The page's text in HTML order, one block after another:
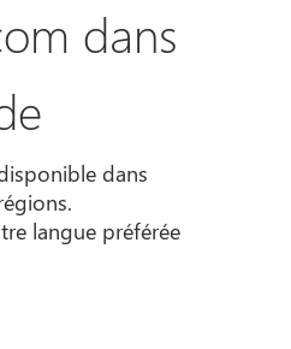
dans
dans
langue préférée